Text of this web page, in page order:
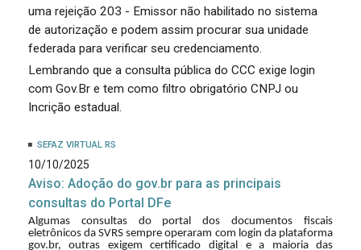
uma rejeição 203 - Emissor não habilitado no sistema
de autorização e podem assim procurar sua unidade
federada para verificar seu credenciamento.
Lembrando que a consulta pública do CCC exige login
com Gov.Br e tem como filtro obrigatório CNPJ ou
Incrição estadual.
SEFAZ VIRTUAL RS
10/10/2025
Aviso: Adoção do gov.br para as principais
consultas do Portal DFe
Algumas consultas do portal dos documentos fiscais
eletrônicos da SVRS sempre operaram com login da plataforma
gov.br, outras exigem certificado digital e a maioria das